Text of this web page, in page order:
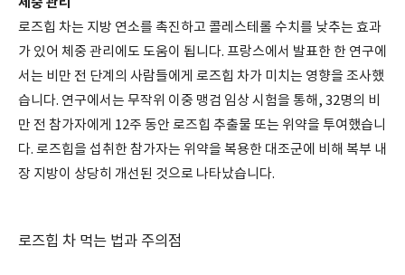
로즈힙 차는 지방 연소를 촉진하고 콜레스테롤 수치를 낮추는 효과
가 있어 체중 관리에도 도움이 됩니다. 프랑스에서 발표한 한 연구에
서는 비만 전 단계의 사람들에게 로즈힙 차가 미치는 영향을 조사했
습니다. 연구에서는 무작위 이중 맹검 임상 시험을 통해, 32명의 비
만 전 참가자에게 12주 동안 로즈힙 추출물 또는 위약을 투여했습니
다. 로즈힙을 섭취한 참가자는 위약을 복용한 대조군에 비해 복부 내
장 지방이 상당히 개선된 것으로 나타났습니다.
로즈힙 차 먹는 법과 주의점